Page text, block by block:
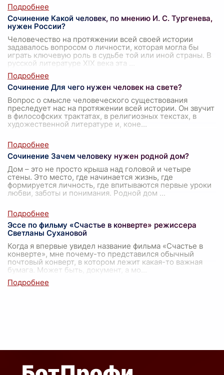
Сочинение Какой человек, по мнению И. С. Тургенева,
нужен России?
Человечество на протяжении всей своей истории
задавалось вопросом о личности, которая могла бы
играть ключевую роль в судьбе той или иной страны. В
русской литературе XIX века эта
Сочинение Для чего нужен человек на свете?
Вопрос о смысле человеческого существования
преследует нас на протяжении всей истории. Он звучит
в философских трактатах, в религиозных текстах, в
художественной литературе и, коне...
Сочинение Зачем человеку нужен родной дом?
Дом – это не просто крыша над головой и четыре
стены. Это место, где начинается жизнь, где
формируется личность, где впитываются первые уроки
любви, заботы и понимания. Родной дом ...
Эссе по фильму «Счастье в конверте» режиссера
Светланы Сухановой
Когда я впервые увидел название фильма «Счастье в
конверте», мне почему-то представился обычный
почтовый конверт, в котором лежит какая-то важная
бумага. Может быть, документ, а мо